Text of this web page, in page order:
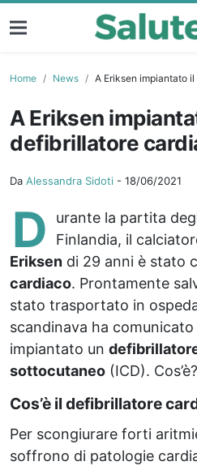
Home News A Eriksen impiantato
A Eriksen
defibrillatore
Da Alessandra Sidoti - 18/06/2021
D
urante la partita
Finlandia, il
Eriksen di 29 anni è stato
cardiaco. Prontamente
stato trasportato in
scandinava ha comunicato
impiantato un
sottocutaneo (ICD). Cos’è?
Cos’è il defibrillatore
Per scongiurare forti
soffrono di patologie